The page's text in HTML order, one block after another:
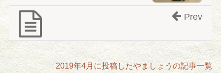
Prev
2019年4月に投稿したやましょうの記事一覧